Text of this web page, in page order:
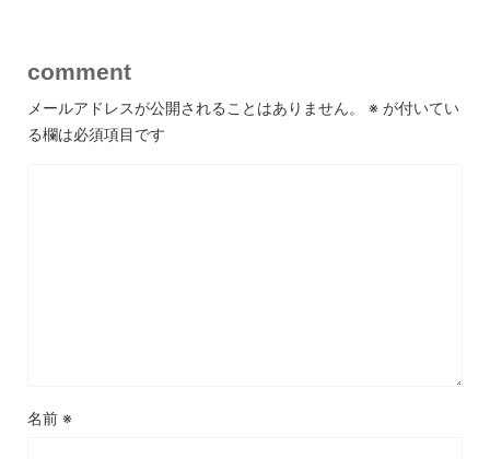
comment
メールアドレスが公開されることはありません。 ※ が付いてい
る欄は必須項目です
名前 ※